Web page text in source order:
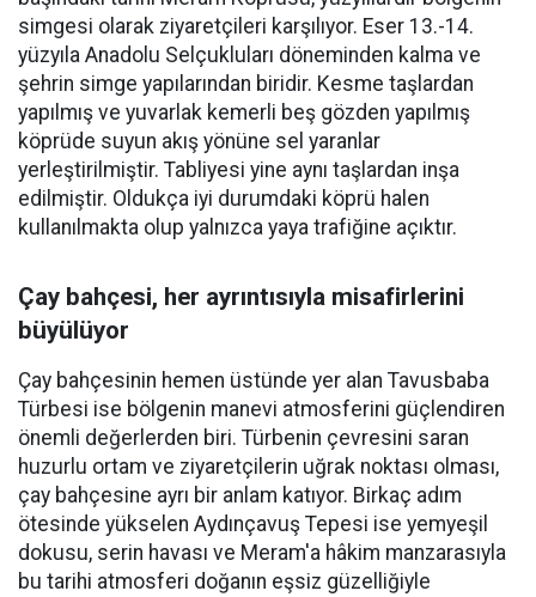
simgesi olarak ziyaretçileri karşılıyor. Eser 13.-14.
yüzyıla Anadolu Selçukluları döneminden kalma ve
şehrin simge yapılarından biridir. Kesme taşlardan
yapılmış ve yuvarlak kemerli beş gözden yapılmış
köprüde suyun akış yönüne sel yaranlar
yerleştirilmiştir. Tabliyesi yine aynı taşlardan inşa
edilmiştir. Oldukça iyi durumdaki köprü halen
kullanılmakta olup yalnızca yaya trafiğine açıktır.
Çay bahçesi, her ayrıntısıyla misafirlerini
büyülüyor
Çay bahçesinin hemen üstünde yer alan Tavusbaba
Türbesi ise bölgenin manevi atmosferini güçlendiren
önemli değerlerden biri. Türbenin çevresini saran
huzurlu ortam ve ziyaretçilerin uğrak noktası olması,
çay bahçesine ayrı bir anlam katıyor. Birkaç adım
ötesinde yükselen Aydınçavuş Tepesi ise yemyeşil
dokusu, serin havası ve Meram'a hâkim manzarasıyla
bu tarihi atmosferi doğanın eşsiz güzelliğiyle